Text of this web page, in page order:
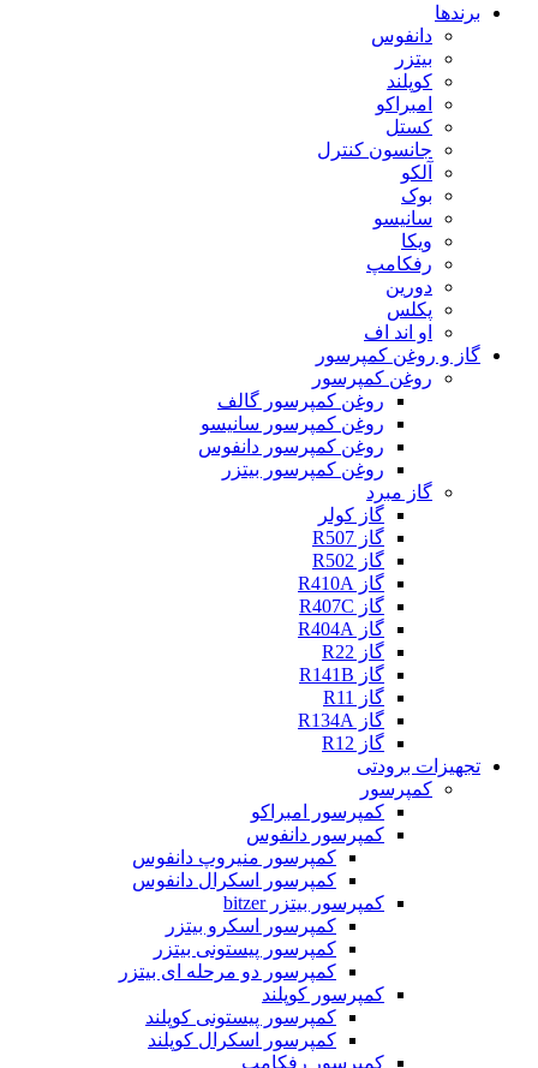
برندها
دانفوس
بیتزر
کوپلند
امبراکو
کستل
جانسون کنترل
آلکو
بوک
سانیسو
ویکا
رفکامپ
دورین
پکلس
او اند اف
گاز و روغن کمپرسور
روغن کمپرسور
روغن کمپرسور گالف
روغن کمپرسور سانیسو
روغن کمپرسور دانفوس
روغن کمپرسور بیتزر
گاز مبرد
گاز کولر
گاز R507
گاز R502
گاز R410A
گاز R407C
گاز R404A
گاز R22
گاز R141B
گاز R11
گاز R134A
گاز R12
تجهیزات برودتی
کمپرسور
کمپرسور امبراکو
کمپرسور دانفوس
کمپرسور منیروپ دانفوس
کمپرسور اسکرال دانفوس
کمپرسور بیتزر bitzer
کمپرسور اسکرو بیتزر
کمپرسور پیستونی بیتزر
کمپرسور دو مرحله ای بیتزر
کمپرسور کوپلند
کمپرسور پیستونی کوپلند
کمپرسور اسکرال کوپلند
کمپرسور رفکامپ